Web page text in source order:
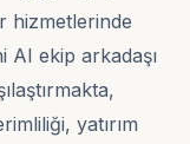
hizmetlerinde
AI ekip arkadaşı
yatırım